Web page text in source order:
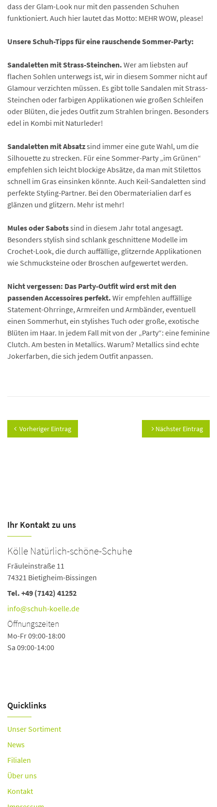
dass der Glam-Look nur mit den passenden Schuhen
funktioniert. Auch hier lautet das Motto: MEHR WOW, please!
Unsere Schuh-Tipps für eine rauschende Sommer-Party:
Sandaletten mit Strass-Steinchen. Wer am liebsten auf
flachen Sohlen unterwegs ist, wir in diesem Sommer nicht auf
Glamour verzichten müssen. Es gibt tolle Sandalen mit Strass-
Steinchen oder farbigen Applikationen wie großen Schleifen
oder Blüten, die jedes Outfit zum Strahlen bringen. Besonders
edel in Kombi mit Naturleder!
Sandaletten mit Absatzsind immer eine gute Wahl, um die
Silhouette zu strecken. Für eine Sommer-Party „im Grünen“
empfehlen sich leicht blockige Absätze, da man mit Stilettos
schnell im Gras einsinken könnte. Auch Keil-Sandaletten sind
perfekte Styling-Partner. Bei den Obermaterialien darf es
glänzen und glitzern. Mehr ist mehr!
Mules oder Sabotssind in diesem Jahr total angesagt.
Besonders stylish sind schlank geschnittene Modelle im
Crochet-Look, die durch auffällige, glitzernde Applikationen
wie Schmucksteine oder Broschen aufgewertet werden.
Nicht vergessen: Das Party-Outfit wird erst mit den
passenden Accessoires perfekt. Wir empfehlen auffällige
Statement-Ohrringe, Armreifen und Armbänder, eventuell
einen Sommerhut, ein stylishes Tuch oder große, exotische
Blüten im Haar. In jedem Fall mit von der „Party“: eine feminine
Clutch. Am besten in Metallics. Warum? Metallics sind echte
Jokerfarben, die sich jedem Outfit anpassen.
Vorheriger Eintrag Nächster Eintrag
Ihr Kontakt zu uns
Kölle Natürlich-schöne-Schuhe
Fräuleinstraße 11
74321 Bietigheim-Bissingen
Tel. +49 (7142) 41252
info@schuh-koelle.de
Öffnungszeiten
Mo-Fr 09:00-18:00
Sa 09:00-14:00
Quicklinks
Unser Sortiment
News
Filialen
Über uns
Kontakt